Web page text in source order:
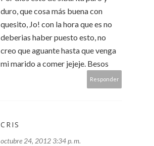
duro, que cosa más buena con
quesito, Jo! con la hora que es no
deberias haber puesto esto, no
creo que aguante hasta que venga
mi marido a comer jejeje. Besos
Responder
CRIS
octubre 24, 2012 3:34 p. m.